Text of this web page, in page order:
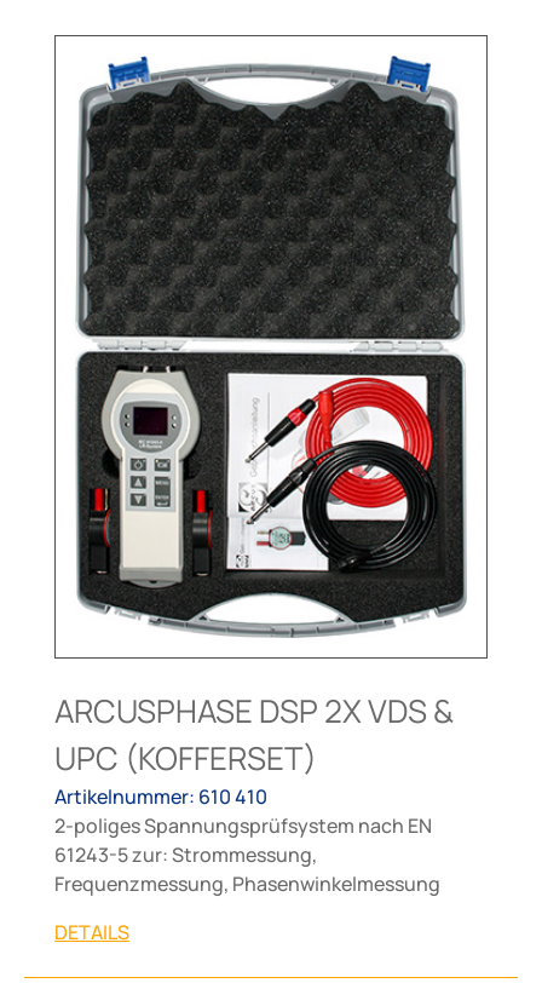
ARCUSPHASE DSP 2X VDS &
UPC (KOFFERSET)
Artikelnummer: 610 410
2-poliges Spannungsprüfsystem nach EN
61243-5 zur: Strommessung,
Frequenzmessung, Phasenwinkelmessung
DETAILS